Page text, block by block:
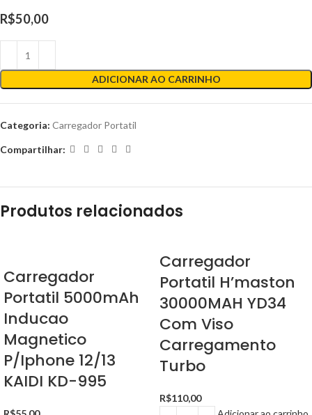
R$50,00
ADICIONAR AO CARRINHO
Categoria: Carregador Portatil
Compartilhar:
Produtos relacionados
Carregador
Portatil 5000mAh
Inducao
Magnetico
P/Iphone 12/13
KAIDI KD-995
Carregador
Portatil H’maston
30000MAH YD34
Com Viso
Carregamento
Turbo
R$110,00